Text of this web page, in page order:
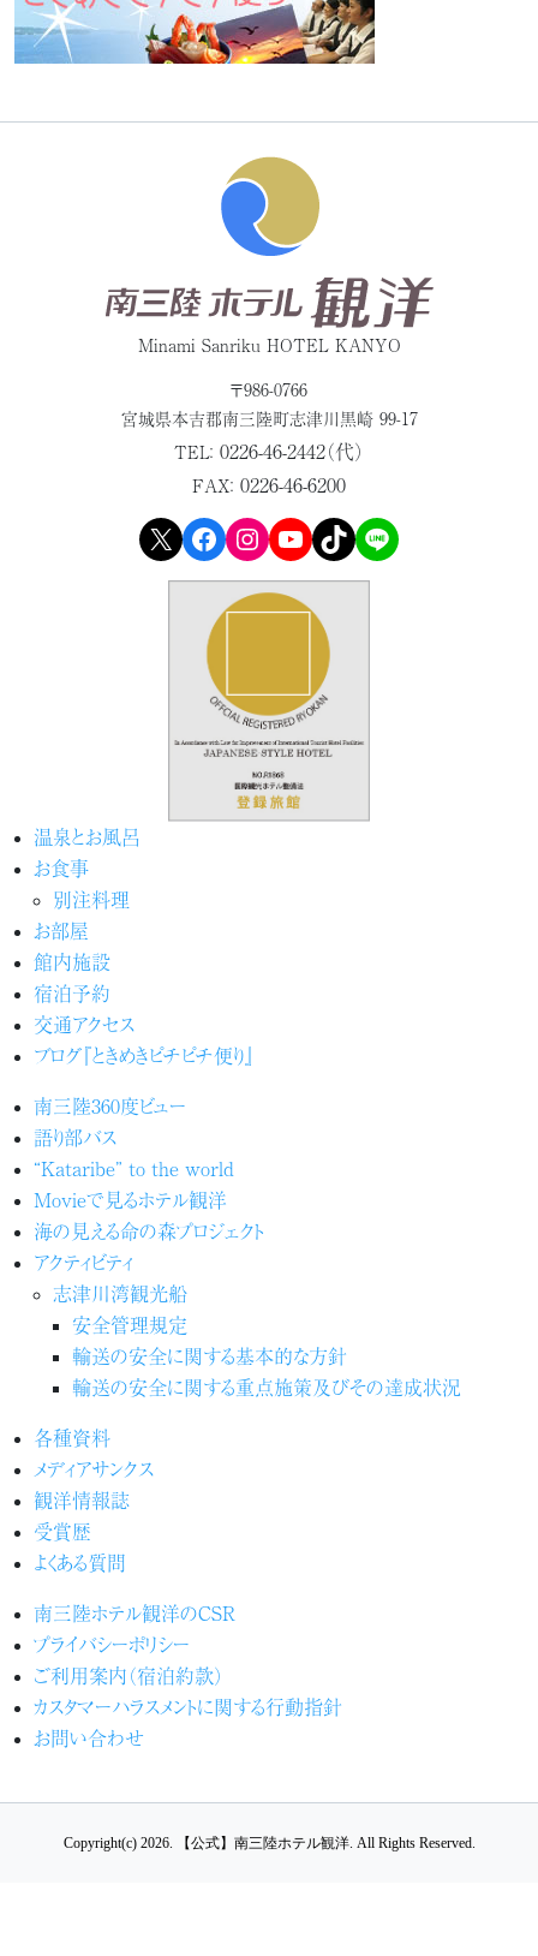
Minami Sanriku HOTEL KANYO
〒986-0766
宮城県本吉郡南三陸町志津川黒崎 99-17
TEL： 0226-46-2442（代）
FAX： 0226-46-6200
X Facebook Instagram YouTube TikTok LINE
温泉とお風呂
お食事
別注料理
お部屋
館内施設
宿泊予約
交通アクセス
ブログ『ときめきピチピチ便り』
南三陸360度ビュー
語り部バス
“Kataribe” to the world
Movieで見るホテル観洋
海の見える命の森プロジェクト
アクティビティ
志津川湾観光船
安全管理規定
輸送の安全に関する基本的な方針
輸送の安全に関する重点施策及びその達成状況
各種資料
メディアサンクス
観洋情報誌
受賞歴
よくある質問
南三陸ホテル観洋のCSR
プライバシーポリシー
ご利用案内（宿泊約款）
カスタマーハラスメントに関する行動指針
お問い合わせ
Copyright(c) 2026. 【公式】南三陸ホテル観洋. All Rights Reserved.